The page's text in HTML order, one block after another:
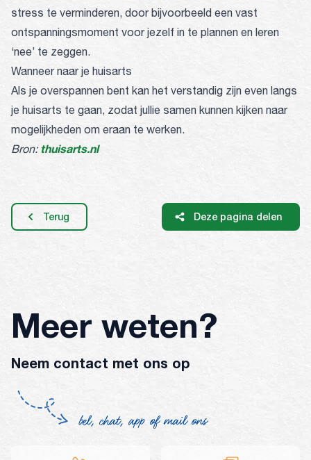
stress te verminderen, door bijvoorbeeld een vast
ontspanningsmoment voor jezelf in te plannen en leren
‘nee’ te zeggen.
Wanneer naar je huisarts
Als je overspannen bent kan het verstandig zijn even langs
je huisarts te gaan, zodat jullie samen kunnen kijken naar
mogelijkheden om eraan te werken.
Bron: thuisarts.nl
Terug Deze pagina delen
Meer weten?
Neem contact met ons op
bel, chat, app of mail ons